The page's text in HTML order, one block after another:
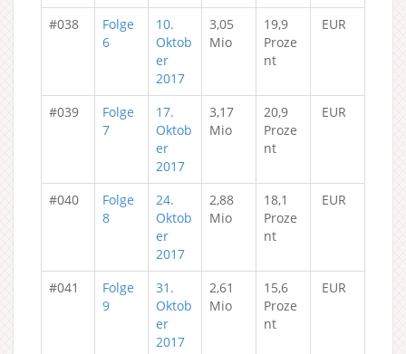
#038
Folge
6
10.
Oktob
er
2017
3,05
Mio
19,9
Proze
nt
EUR
#039
Folge
7
17.
Oktob
er
2017
3,17
Mio
20,9
Proze
nt
EUR
#040
Folge
8
24.
Oktob
er
2017
2,88
Mio
18,1
Proze
nt
EUR
#041
Folge
9
31.
Oktob
er
2017
2,61
Mio
15,6
Proze
nt
EUR